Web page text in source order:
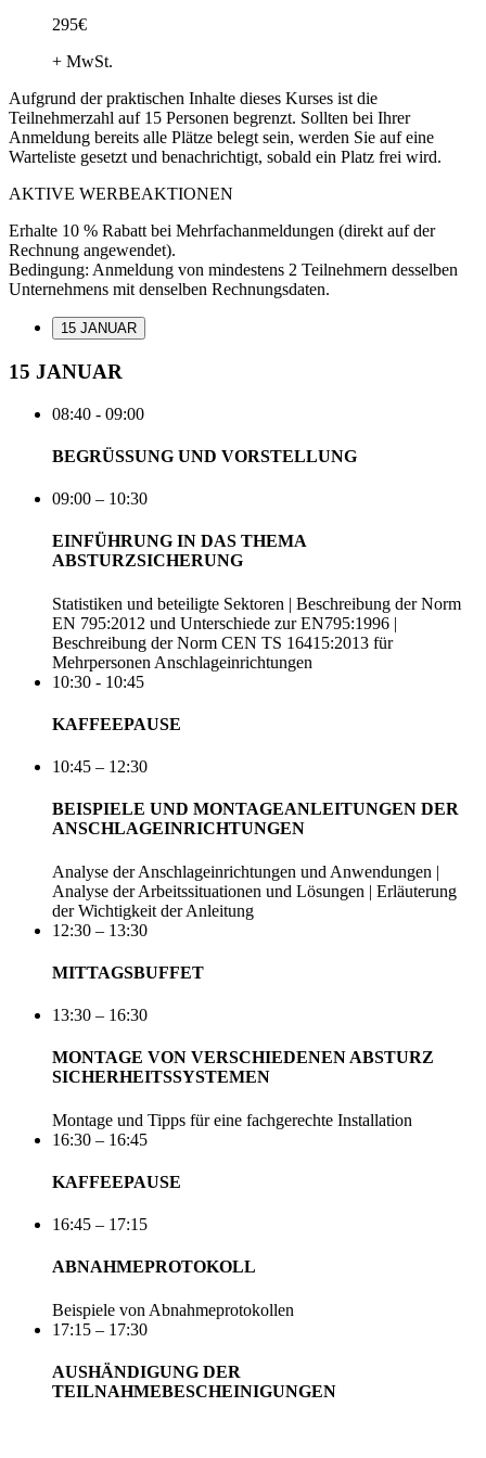
295€
+ MwSt.
Aufgrund der praktischen Inhalte dieses Kurses ist die
Teilnehmerzahl auf 15 Personen begrenzt. Sollten bei Ihrer
Anmeldung bereits alle Plätze belegt sein, werden Sie auf eine
Warteliste gesetzt und benachrichtigt, sobald ein Platz frei wird.
AKTIVE WERBEAKTIONEN
Erhalte 10 % Rabatt bei Mehrfachanmeldungen (direkt auf der
Rechnung angewendet).
Bedingung: Anmeldung von mindestens 2 Teilnehmern desselben
Unternehmens mit denselben Rechnungsdaten.
15 JANUAR
15 JANUAR
08:40 - 09:00
BEGRÜSSUNG UND VORSTELLUNG
09:00 – 10:30
EINFÜHRUNG IN DAS THEMA
ABSTURZSICHERUNG
Statistiken und beteiligte Sektoren | Beschreibung der Norm
EN 795:2012 und Unterschiede zur EN795:1996 |
Beschreibung der Norm CEN TS 16415:2013 für
Mehrpersonen Anschlageinrichtungen
10:30 - 10:45
KAFFEEPAUSE
10:45 – 12:30
BEISPIELE UND MONTAGEANLEITUNGEN DER
ANSCHLAGEINRICHTUNGEN
Analyse der Anschlageinrichtungen und Anwendungen |
Analyse der Arbeitssituationen und Lösungen | Erläuterung
der Wichtigkeit der Anleitung
12:30 – 13:30
MITTAGSBUFFET
13:30 – 16:30
MONTAGE VON VERSCHIEDENEN ABSTURZ
SICHERHEITSSYSTEMEN
Montage und Tipps für eine fachgerechte Installation
16:30 – 16:45
KAFFEEPAUSE
16:45 – 17:15
ABNAHMEPROTOKOLL
Beispiele von Abnahmeprotokollen
17:15 – 17:30
AUSHÄNDIGUNG DER
TEILNAHMEBESCHEINIGUNGEN